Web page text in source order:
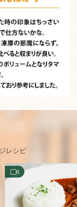
レシピ